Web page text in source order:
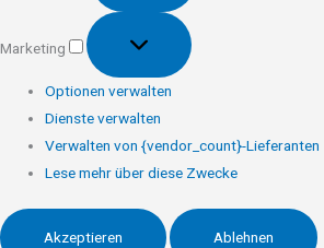
Marketing
Marketing
Optionen verwalten
Dienste verwalten
Verwalten von {vendor_count}-Lieferanten
Lese mehr über diese Zwecke
Akzeptieren Ablehnen